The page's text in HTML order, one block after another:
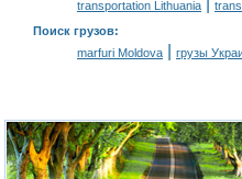
transportation Lithuania
Поиск грузов:
marfuri Moldova
грузы